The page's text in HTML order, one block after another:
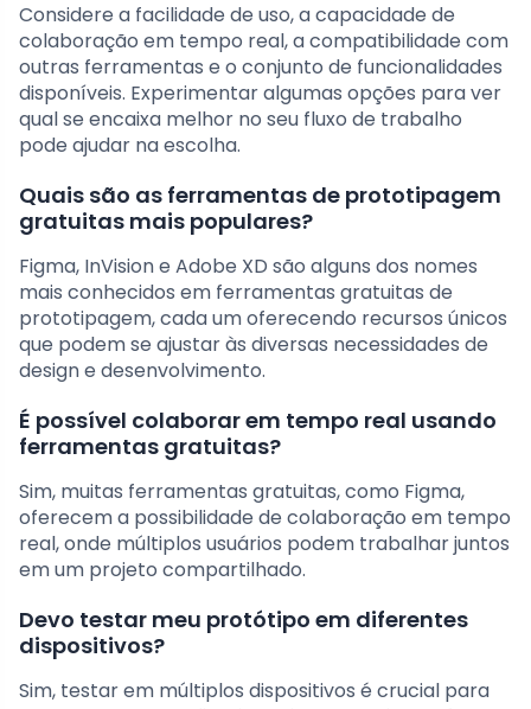
Considere a facilidade de uso, a capacidade de
colaboração em tempo real, a compatibilidade com
outras ferramentas e o conjunto de funcionalidades
disponíveis. Experimentar algumas opções para ver
qual se encaixa melhor no seu fluxo de trabalho
pode ajudar na escolha.
Quais são as ferramentas de prototipagem
gratuitas mais populares?
Figma, InVision e Adobe XD são alguns dos nomes
mais conhecidos em ferramentas gratuitas de
prototipagem, cada um oferecendo recursos únicos
que podem se ajustar às diversas necessidades de
design e desenvolvimento.
É possível colaborar em tempo real usando
ferramentas gratuitas?
Sim, muitas ferramentas gratuitas, como Figma,
oferecem a possibilidade de colaboração em tempo
real, onde múltiplos usuários podem trabalhar juntos
em um projeto compartilhado.
Devo testar meu protótipo em diferentes
dispositivos?
Sim, testar em múltiplos dispositivos é crucial para